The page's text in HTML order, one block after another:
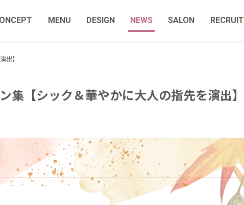
MENU DESIGN NEWS SALON RECRUIT
出】
【シック＆華やかに大人の指先を演出】